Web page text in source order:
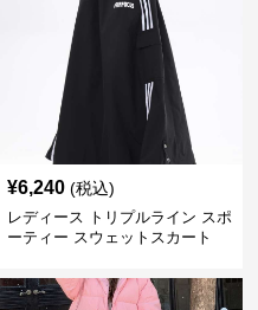
¥6,240 (税込)
レディース トリプルライン スポ
ーティー スウェットスカート